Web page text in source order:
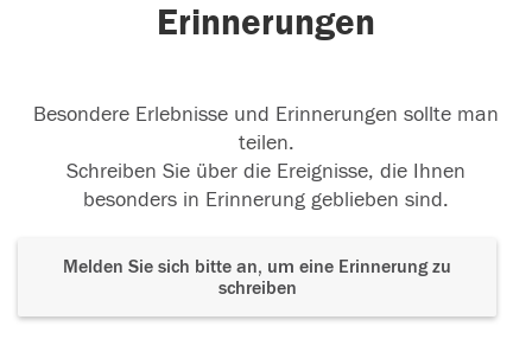
Erinnerungen
Besondere Erlebnisse und Erinnerungen sollte man
teilen.
Schreiben Sie über die Ereignisse, die Ihnen
besonders in Erinnerung geblieben sind.
Melden Sie sich bitte an, um eine Erinnerung zu
schreiben